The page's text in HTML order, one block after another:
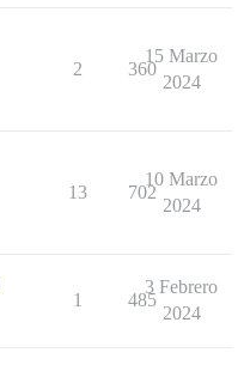
2 360
15 Marzo
2024
13 702
10 Marzo
2024
1 485
3 Febrero
2024